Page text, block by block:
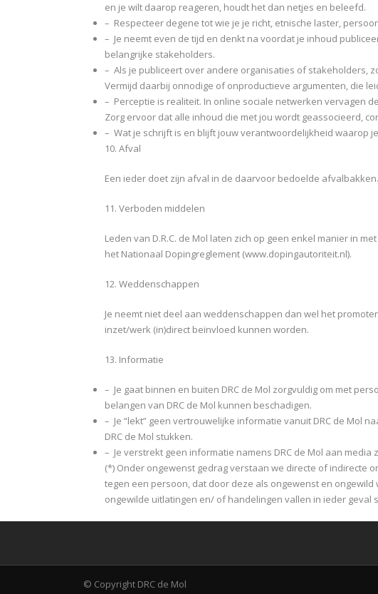
en je wilt daarop reageren, houdt het dan netjes en beleefd.
– Respecteer degene tot wie je je richt, etnische laster,
– Je neemt even de tijd en denkt na voordat je inhoud
belangrijke stakeholders.
– Als je publiceert over andere organisaties of stakeholders,
Vermijd daarbij onnodige of onproductieve argumenten, die
– Perceptie is realiteit. In online sociale netwerken vervagen
Zorg ervoor dat alle inhoud die met jou wordt geassocieerd,
– Wat je schrijft is en blijft jouw verantwoordelijkheid waarop
10. Afval
Een ieder doet zijn afval in de daarvoor bedoelde
11. Verboden middelen
Leden van D.R.C. de Mol laten zich op geen enkel manier in
het Nationaal Dopingreglement (www.dopingautoriteit.nl).
12. Weddenschappen
Je neemt niet deel aan weddenschappen dan wel het
inzet/werk (in)direct beïnvloed kunnen worden.
13. Informatie
– Je gaat binnen en buiten DRC de Mol zorgvuldig om met
belangen van DRC de Mol kunnen beschadigen.
– Je “lekt” geen vertrouwelijke informatie vanuit DRC de Mol
DRC de Mol stukken.
– Je verstrekt geen informatie namens DRC de Mol aan
(*) Onder ongewenst gedrag verstaan we directe of indirecte
tegen een persoon, dat door deze als ongewenst en
ongewilde uitlatingen en/ of handelingen vallen in ieder
© Copyright DRC de Mol